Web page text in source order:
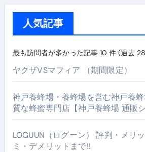
人気記事
最も訪問者が多かった記事 10 件 (過去
ヤクザVSマフィア （期間限定）
神戸養蜂場・養蜂場を営む神戸養
質な蜂蜜専門店【神戸養蜂場 通販シ
LOGUUN（ログーン） 評判・メリ
ミ・デメリットまで!!